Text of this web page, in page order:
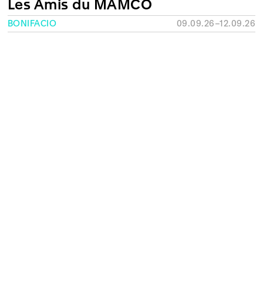
Les Amis du MAMCO
BONIFACIO 09.09.26–12.09.26